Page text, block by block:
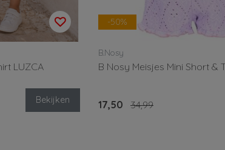
LUZCA
Bekijken
-50%
B.Nosy
B Nosy Meisjes Mini Short &
17,50 34,99